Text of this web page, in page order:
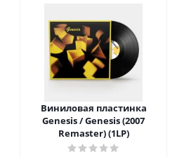
Виниловая пластинка
Genesis / Genesis (2007
Remaster) (1LP)